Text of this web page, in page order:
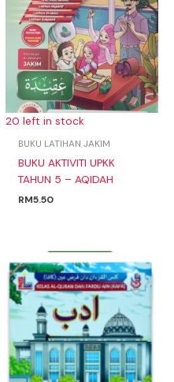
20 left in stock
BUKU LATIHAN JAKIM
BUKU AKTIVITI UPKK
TAHUN 5 – AQIDAH
RM5.50